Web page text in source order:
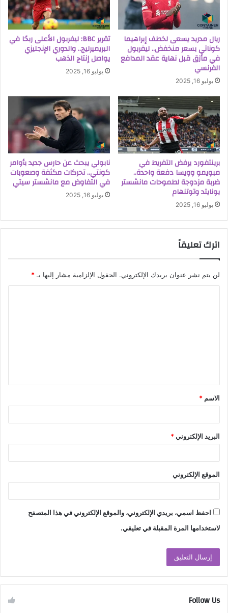
ريال مدريد يسعى لخطف إبراهيما
كوناتي بسعر منخفض.. ليفربول
في مأزق قبل نهاية عقد المدافع
الفرنسي
يوليو 16, 2025
تقرير BBC: ليفربول الأعلى ربحًا في
البريميرليج.. والدوري الإنجليزي
يواصل إنتاج الذهب
يوليو 16, 2025
برينتفورد يرفض التفريط في
مبويمو وويسا دفعة واحدة..
ضربة مزدوجة لطموحات مانشستر
يونايتد وتوتنهام
يوليو 16, 2025
نابولي يبحث عن حارس جديد بأوامر
كونتي.. تحركات مكثفة وصعوبات
في التفاوض مع مانشستر سيتي
يوليو 16, 2025
اترك تعليقاً
لن يتم نشر عنوان بريدك الإلكتروني. الحقول الإلزامية مشار إليها بـ*
ق
*
الاسم *
البريد الإلكتروني*
الموقع الإلكتروني
احفظ اسمي، بريدي الإلكتروني، والموقع الإلكتروني في هذا المتصفح
لاستخدامها المرة المقبلة في تعليقي.
Follow Us